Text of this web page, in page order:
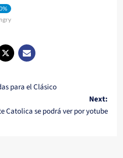
para el Clásico
Next:
Catolica se podrá ver por yotube